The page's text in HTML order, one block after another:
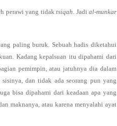
perawi yang tidaktsiqah. Jadi al-munkar
paling buruk. Sebuah hadis diketahui
Kadang kepalsuan itu dipahami dari
pemimpin, atau jatuhnya dia dalam
dan tidak ada seorang pun yang
bisa dipahami dari keadaan apa yang
maknanya, atau karena menyalahi ayat